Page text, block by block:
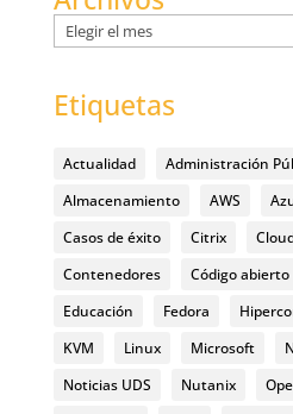
Archivos
Etiquetas
Actualidad
Administración
Almacenamiento
AWS
Casos de éxito
Citrix
Contenedores
Código abierto
Educación
Fedora
KVM
Linux Microsoft
Noticias UDS
Nutanix